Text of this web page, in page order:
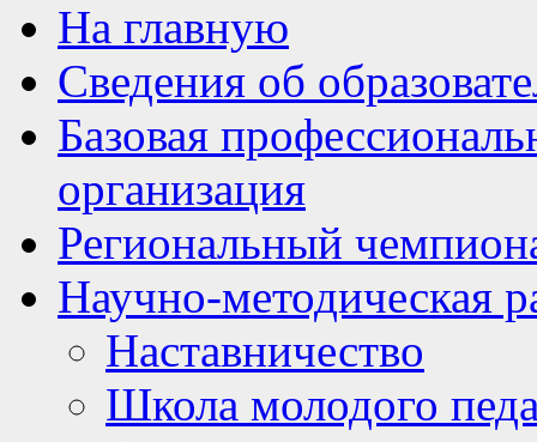
На главную
Сведения об
Базовая
организация
Региональный
Научно-методическая
Наставничество
Школа молодого